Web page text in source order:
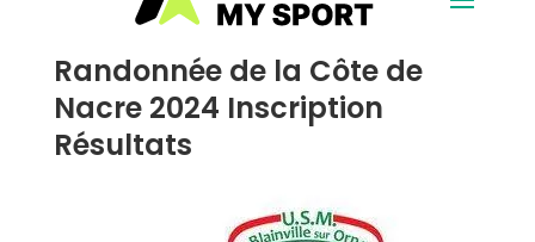
Randonnée de la Côte de
Nacre 2024 Inscription
Résultats